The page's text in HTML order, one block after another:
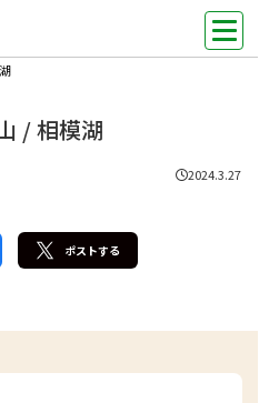
/ 相模湖
2024.3.27
ポストする